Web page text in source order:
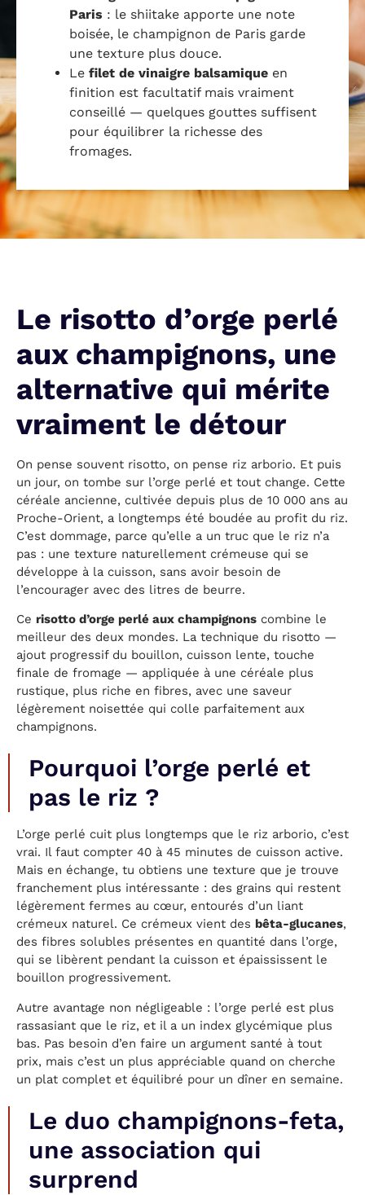
Paris : le shiitake apporte une note
boisée, le champignon de Paris garde
une texture plus douce.
Le filet de vinaigre balsamique en
finition est facultatif mais vraiment
conseillé — quelques gouttes suffisent
pour équilibrer la richesse des
fromages.
Le risotto d’orge perlé
aux champignons, une
alternative qui mérite
vraiment le détour
On pense souvent risotto, on pense riz arborio. Et puis
un jour, on tombe sur l’orge perlé et tout change. Cette
céréale ancienne, cultivée depuis plus de 10 000 ans au
Proche-Orient, a longtemps été boudée au profit du riz.
C’est dommage, parce qu’elle a un truc que le riz n’a
pas : une texture naturellement crémeuse qui se
développe à la cuisson, sans avoir besoin de
l’encourager avec des litres de beurre.
Ce risotto d’orge perlé aux champignons combine le
meilleur des deux mondes. La technique du risotto —
ajout progressif du bouillon, cuisson lente, touche
finale de fromage — appliquée à une céréale plus
rustique, plus riche en fibres, avec une saveur
légèrement noisettée qui colle parfaitement aux
champignons.
Pourquoi l’orge perlé et
pas le riz ?
L’orge perlé cuit plus longtemps que le riz arborio, c’est
vrai. Il faut compter 40 à 45 minutes de cuisson active.
Mais en échange, tu obtiens une texture que je trouve
franchement plus intéressante : des grains qui restent
légèrement fermes au cœur, entourés d’un liant
crémeux naturel. Ce crémeux vient des bêta-glucanes,
des fibres solubles présentes en quantité dans l’orge,
qui se libèrent pendant la cuisson et épaississent le
bouillon progressivement.
Autre avantage non négligeable : l’orge perlé est plus
rassasiant que le riz, et il a un index glycémique plus
bas. Pas besoin d’en faire un argument santé à tout
prix, mais c’est un plus appréciable quand on cherche
un plat complet et équilibré pour un dîner en semaine.
Le duo champignons-feta,
une association qui
surprend